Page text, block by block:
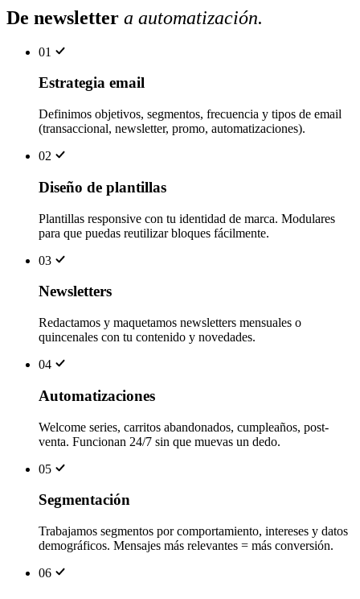
De newsletter a automatización.
01
Estrategia email
Definimos objetivos, segmentos, frecuencia y tipos de email
(transaccional, newsletter, promo, automatizaciones).
02
Diseño de plantillas
Plantillas responsive con tu identidad de marca. Modulares
para que puedas reutilizar bloques fácilmente.
03
Newsletters
Redactamos y maquetamos newsletters mensuales o
quincenales con tu contenido y novedades.
04
Automatizaciones
Welcome series, carritos abandonados, cumpleaños, post-
venta. Funcionan 24/7 sin que muevas un dedo.
05
Segmentación
Trabajamos segmentos por comportamiento, intereses y datos
demográficos. Mensajes más relevantes = más conversión.
06